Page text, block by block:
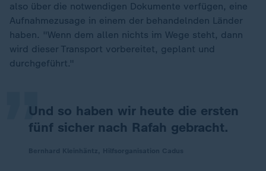
also über die notwendigen Dokumente verfügen, eine
Aufnahmezusage in einem der behandelnden Länder
haben. "Wenn dem allen nichts im Wege steht, dann
wird dieser Transport vorbereitet, geplant und
durchgeführt."
Und so haben wir heute die ersten
fünf sicher nach Rafah gebracht.
„